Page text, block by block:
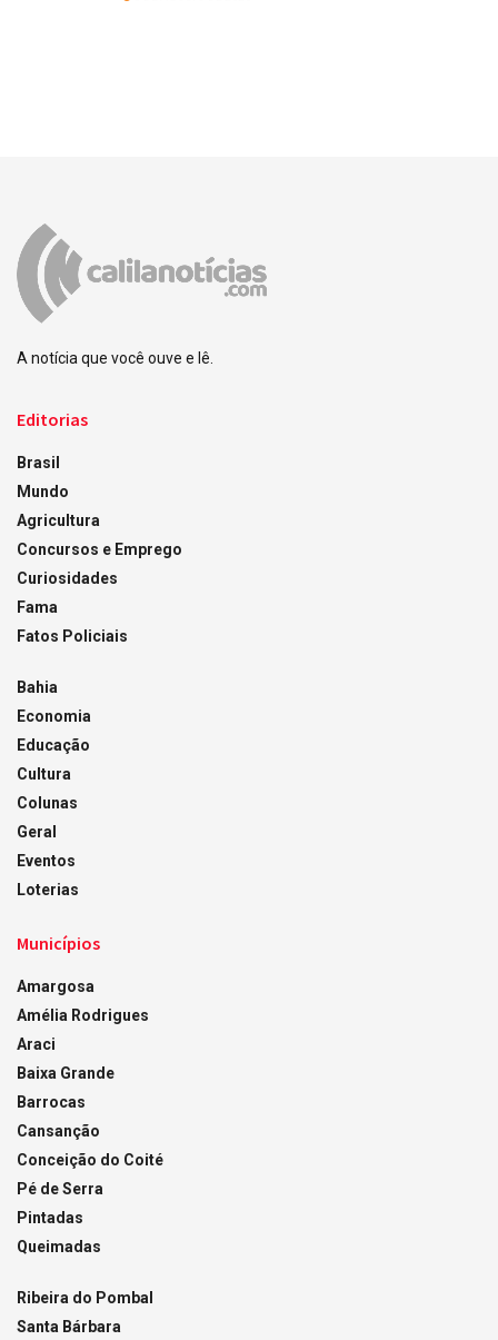
A notícia que você ouve e lê.
Editorias
Brasil
Mundo
Agricultura
Concursos e Emprego
Curiosidades
Fama
Fatos Policiais
Bahia
Economia
Educação
Cultura
Colunas
Geral
Eventos
Loterias
Municípios
Amargosa
Amélia Rodrigues
Araci
Baixa Grande
Barrocas
Cansanção
Conceição do Coité
Pé de Serra
Pintadas
Queimadas
Ribeira do Pombal
Santa Bárbara